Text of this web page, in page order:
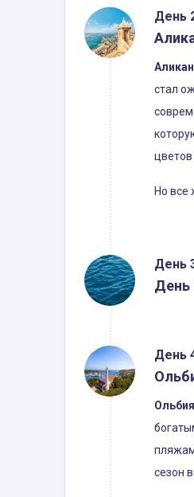
День
стал
цветов
Но все
День
День
День
Ольбия
сезон